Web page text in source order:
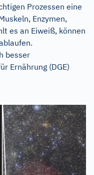
Prozessen eine
Enzymen,
es an Eiweiß, können
besser
Ernährung (DGE)